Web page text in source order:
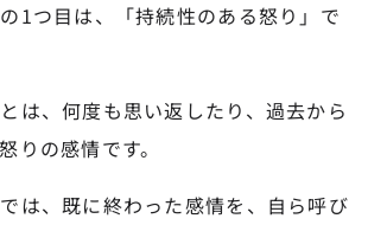
1つ目は、「持続性のある怒り」で
は、何度も思い返したり、過去から
りの感情です。
は、既に終わった感情を、自ら呼び